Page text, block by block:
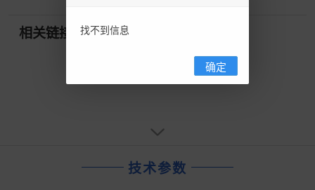
相关链接
技术参数
找不到信息
确定